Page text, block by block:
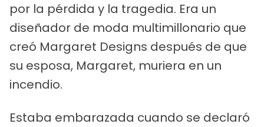
por la pérdida y la tragedia. Era un
diseñador de moda multimillonario que
creó Margaret Designs después de que
su esposa, Margaret, muriera en un
incendio.
Estaba embarazada cuando se declaró